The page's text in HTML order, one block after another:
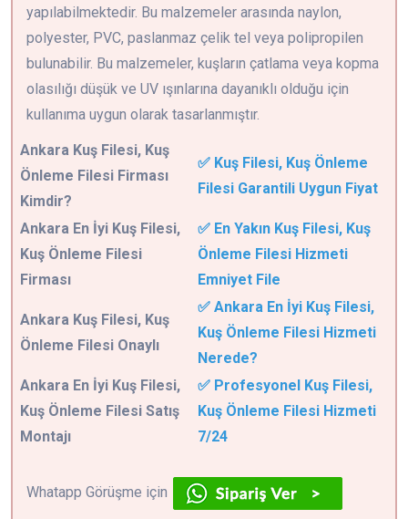
yapılabilmektedir. Bu malzemeler arasında naylon,
polyester, PVC, paslanmaz çelik tel veya polipropilen
bulunabilir. Bu malzemeler, kuşların çatlama veya kopma
olasılığı düşük ve UV ışınlarına dayanıklı olduğu için
kullanıma uygun olarak tasarlanmıştır.
Ankara Kuş Filesi, Kuş
Önleme Filesi Firması
Kimdir?
✅ Kuş Filesi, Kuş Önleme
Filesi Garantili Uygun Fiyat
Ankara En İyi Kuş Filesi,
Kuş Önleme Filesi
Firması
✅ En Yakın Kuş Filesi, Kuş
Önleme Filesi Hizmeti
Emniyet File
Ankara Kuş Filesi, Kuş
Önleme Filesi Onaylı
✅ Ankara En İyi Kuş Filesi,
Kuş Önleme Filesi Hizmeti
Nerede?
Ankara En İyi Kuş Filesi,
Kuş Önleme Filesi Satış
Montajı
✅ Profesyonel Kuş Filesi,
Kuş Önleme Filesi Hizmeti
7/24
Whatapp Görüşme için